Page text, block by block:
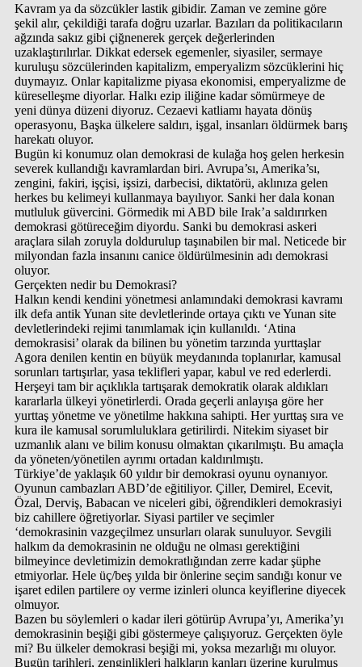
Kavram ya da sözcükler lastik gibidir. Zaman ve zemine göre
şekil alır, çekildiği tarafa doğru uzarlar. Bazıları da politikacıların
ağzında sakız gibi çiğnenerek gerçek değerlerinden
uzaklaştırılırlar. Dikkat edersek egemenler, siyasiler, sermaye
kuruluşu sözcülerinden kapitalizm, emperyalizm sözcüklerini hiç
duymayız. Onlar kapitalizme piyasa ekonomisi, emperyalizme de
küreselleşme diyorlar. Halkı ezip iliğine kadar sömürmeye de
yeni dünya düzeni diyoruz. Cezaevi katliamı hayata dönüş
operasyonu, Başka ülkelere saldırı, işgal, insanları öldürmek barış
harekatı oluyor.
Bugün ki konumuz olan demokrasi de kulağa hoş gelen herkesin
severek kullandığı kavramlardan biri. Avrupa’sı, Amerika’sı,
zengini, fakiri, işçisi, işsizi, darbecisi, diktatörü, aklınıza gelen
herkes bu kelimeyi kullanmaya bayılıyor. Sanki her dala konan
mutluluk güvercini. Görmedik mi ABD bile Irak’a saldırırken
demokrasi götüreceğim diyordu. Sanki bu demokrasi askeri
araçlara silah zoruyla doldurulup taşınabilen bir mal. Neticede bir
milyondan fazla insanını canice öldürülmesinin adı demokrasi
oluyor.
Gerçekten nedir bu Demokrasi?
Halkın kendi kendini yönetmesi anlamındaki demokrasi kavramı
ilk defa antik Yunan site devletlerinde ortaya çıktı ve Yunan site
devletlerindeki rejimi tanımlamak için kullanıldı. ‘Atina
demokrasisi’ olarak da bilinen bu yönetim tarzında yurttaşlar
Agora denilen kentin en büyük meydanında toplanırlar, kamusal
sorunları tartışırlar, yasa teklifleri yapar, kabul ve red ederlerdi.
Herşeyi tam bir açıklıkla tartışarak demokratik olarak aldıkları
kararlarla ülkeyi yönetirlerdi. Orada geçerli anlayışa göre her
yurttaş yönetme ve yönetilme hakkına sahipti. Her yurttaş sıra ve
kura ile kamusal sorumluluklara getirilirdi. Nitekim siyaset bir
uzmanlık alanı ve bilim konusu olmaktan çıkarılmıştı. Bu amaçla
da yöneten/yönetilen ayrımı ortadan kaldırılmıştı.
Türkiye’de yaklaşık 60 yıldır bir demokrasi oyunu oynanıyor.
Oyunun cambazları ABD’de eğitiliyor. Çiller, Demirel, Ecevit,
Özal, Derviş, Babacan ve niceleri gibi, öğrendikleri demokrasiyi
biz cahillere öğretiyorlar. Siyasi partiler ve seçimler
‘demokrasinin vazgeçilmez unsurları olarak sunuluyor. Sevgili
halkım da demokrasinin ne olduğu ne olması gerektiğini
bilmeyince devletimizin demokratlığından zerre kadar şüphe
etmiyorlar. Hele üç/beş yılda bir önlerine seçim sandığı konur ve
işaret edilen partilere oy verme izinleri olunca keyiflerine diyecek
olmuyor.
Bazen bu söylemleri o kadar ileri götürüp Avrupa’yı, Amerika’yı
demokrasinin beşiği gibi göstermeye çalışıyoruz. Gerçekten öyle
mi? Bu ülkeler demokrasi beşiği mi, yoksa mezarlığı mı oluyor.
Bugün tarihleri, zenginlikleri halkların kanları üzerine kurulmuş